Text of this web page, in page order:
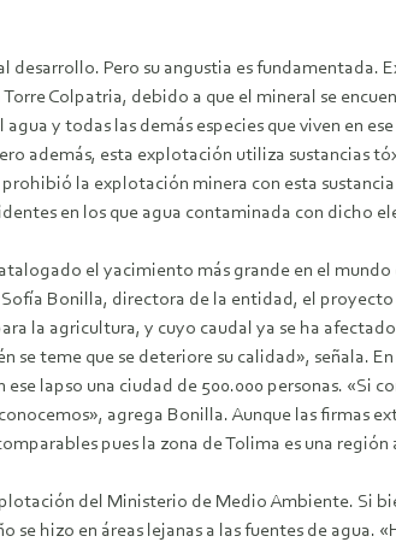
Pero su angustia es fundamentada.
Colpatria, debido a que el mineral se
y todas las demás especies que viven en
además, esta explotación utiliza sustancias
la explotación minera con esta
en los que agua contaminada con dicho
el yacimiento más grande en el
Bonilla, directora de la entidad, el
la agricultura, y cuyo caudal ya se ha
teme que se deteriore su calidad», señala.
lapso una ciudad de 500.000 personas. «Si
agrega Bonilla. Aunque las firmas
pues la zona de Tolima es una
del Ministerio de Medio Ambiente. Si
hizo en áreas lejanas a las fuentes de agua.